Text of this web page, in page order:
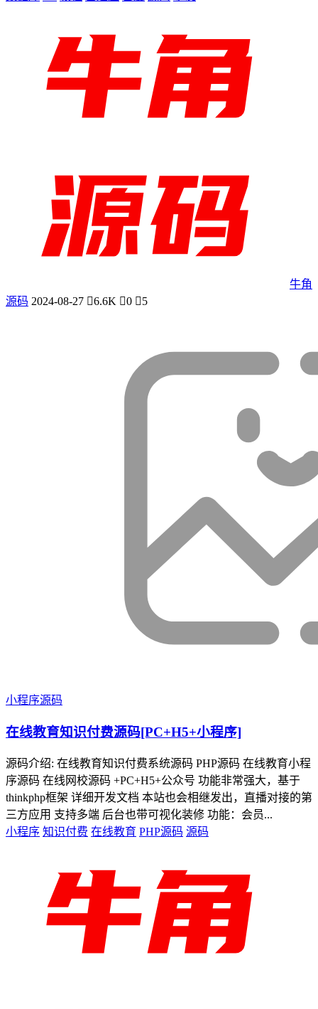
牛角
源码 2024-08-27 6.6K 0 5
小程序源码
在线教育知识付费源码[PC+H5+小程序]
源码介绍: 在线教育知识付费系统源码 PHP源码 在线教育小程
序源码 在线网校源码 +PC+H5+公众号 功能非常强大，基于
thinkphp框架 详细开发文档 本站也会相继发出，直播对接的第
三方应用 支持多端 后台也带可视化装修 功能：会员...
小程序 知识付费 在线教育 PHP源码 源码